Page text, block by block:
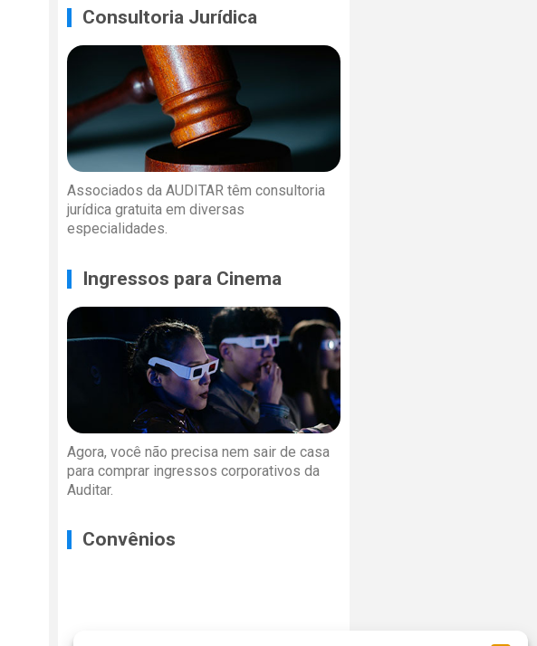
Consultoria Jurídica
Associados da AUDITAR têm consultoria
jurídica gratuita em diversas
especialidades.
Ingressos para Cinema
Agora, você não precisa nem sair de casa
para comprar ingressos corporativos da
Auditar.
Convênios